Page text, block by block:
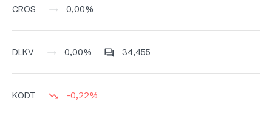
CROS 0,00%
DLKV 0,00% 34,455
KODT -0,22%